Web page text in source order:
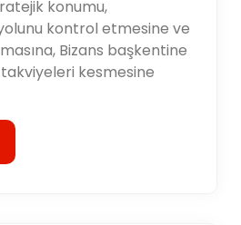
konumu,
kontrol etmesine ve
Bizans başkentine
kesmesine